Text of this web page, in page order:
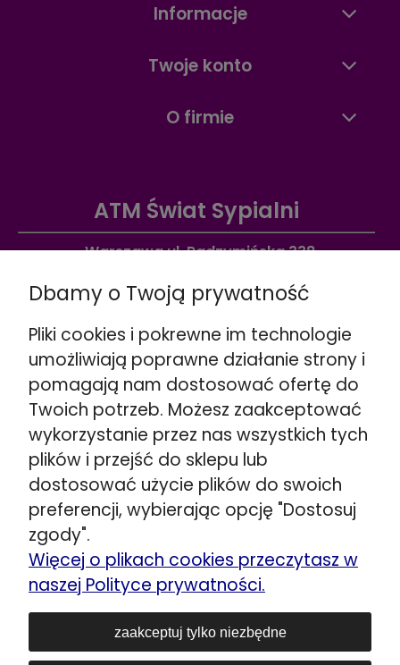
Informacje
Twoje konto
O firmie
ATM Świat Sypialni
Warszawa ul. Radzymińska 338
Wskazówki dojazdu >>
Warszawa ul. Puławska 280
☎️
+48 662 901 048
Wskazówki dojazdu >>
Stojadła ul. Warszawska 79
obok Mińsk Mazowiecki
☎️+48 692 098 851
Wskazówki dojazdu >>
Kozerki ul. Generała G. Orlicz-Dreszera 29a
obok Grodzisk Mazowiecki
Wskazówki dojazdu >>
Siedlce ul. Łukowska 80
☎️
+48 606 903 083
E-mail:sklep@lozka-materace.pl
Dbamy o Twoją prywatność
Pliki cookies i pokrewne im technologie
umożliwiają poprawne działanie strony i
pomagają nam dostosować ofertę do
Twoich potrzeb. Możesz zaakceptować
wykorzystanie przez nas wszystkich tych
plików i przejść do sklepu lub
dostosować użycie plików do swoich
preferencji, wybierając opcję "Dostosuj
zgody".
Więcej o plikach cookies przeczytasz w
naszej Polityce prywatności.
zaakceptuj tylko niezbędne